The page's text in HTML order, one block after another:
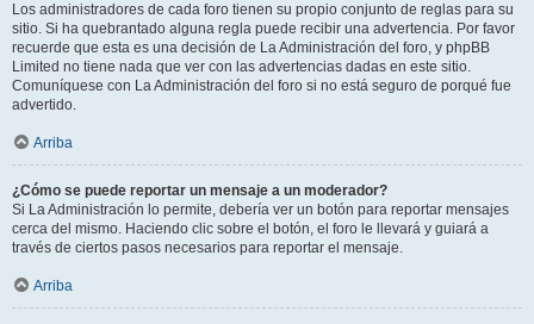
Los administradores de cada foro tienen su propio conjunto de reglas para su
sitio. Si ha quebrantado alguna regla puede recibir una advertencia. Por favor
recuerde que esta es una decisión de La Administración del foro, y phpBB
Limited no tiene nada que ver con las advertencias dadas en este sitio.
Comuníquese con La Administración del foro si no está seguro de porqué fue
advertido.
Arriba
¿Cómo se puede reportar un mensaje a un moderador?
Si La Administración lo permite, debería ver un botón para reportar mensajes
cerca del mismo. Haciendo clic sobre el botón, el foro le llevará y guiará a
través de ciertos pasos necesarios para reportar el mensaje.
Arriba